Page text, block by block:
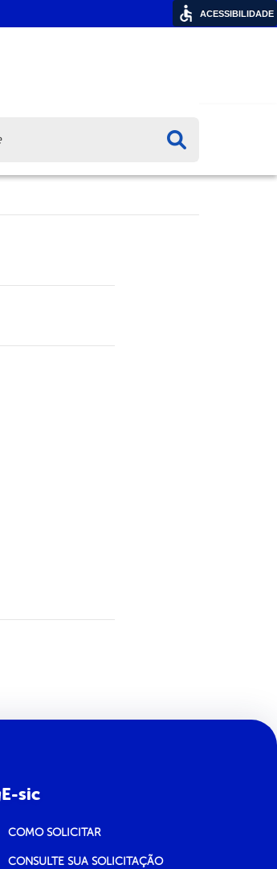
E-sic
COMO SOLICITAR
CONSULTE SUA SOLICITAÇÃO
ACESSIBILIDADE